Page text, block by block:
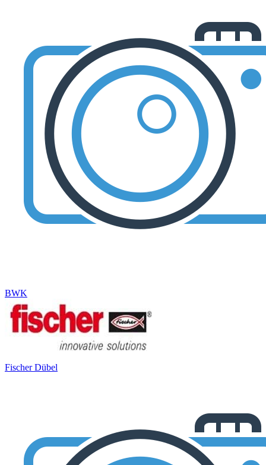
BWK
Fischer Dübel